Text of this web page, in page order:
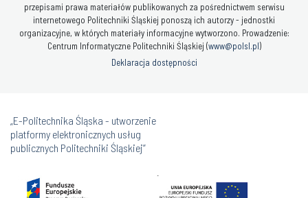
przepisami prawa materiałów publikowanych za pośrednictwem serwisu
internetowego Politechniki Śląskiej ponoszą ich autorzy - jednostki
organizacyjne, w których materiały informacyjne wytworzono. Prowadzenie:
Centrum Informatyczne Politechniki Śląskiej (www@polsl.pl)
Deklaracja dostępności
„E-Politechnika Śląska - utworzenie
platformy elektronicznych usług
publicznych Politechniki Śląskiej”